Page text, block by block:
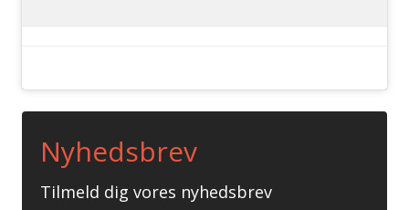
Nyhedsbrev
Tilmeld dig vores nyhedsbrev